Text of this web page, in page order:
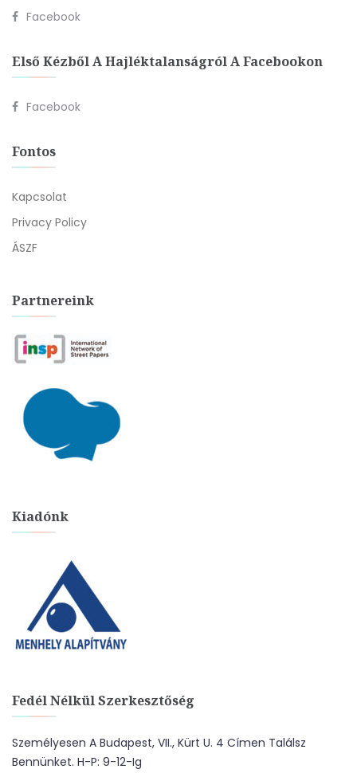
Facebook
Első Kézből A Hajléktalanságról A Facebookon
Facebook
Fontos
Kapcsolat
Privacy Policy
ÁSZF
Partnereink
Kiadónk
Fedél Nélkül Szerkesztőség
Személyesen A Budapest, VII., Kürt U. 4 Címen Találsz
Bennünket. H-P: 9-12-Ig